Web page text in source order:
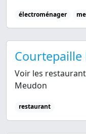
électroménager
Courtepaille
Voir les
Meudon
restaurant